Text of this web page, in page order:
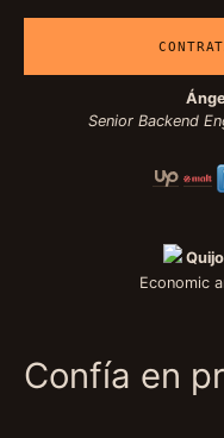
Senior Backend
Economic
Confía en